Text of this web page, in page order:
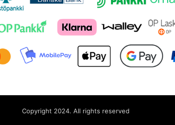
Copyright 2024. All rights reserved